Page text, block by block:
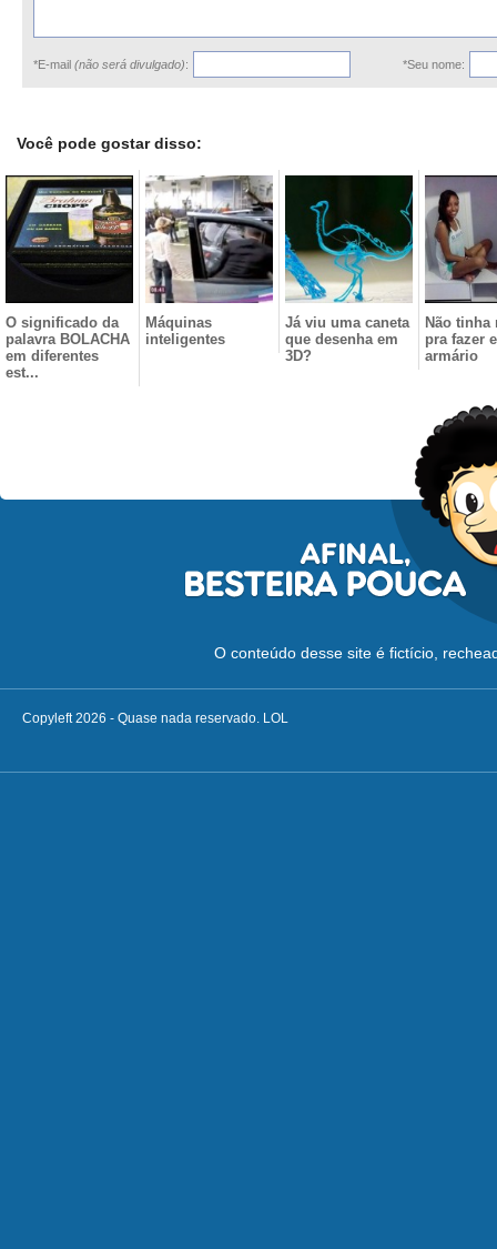
*E-mail (não será divulgado): *Seu nome:
Você pode gostar disso:
O significado da
palavra BOLACHA
em diferentes
est...
Máquinas
inteligentes
Já viu uma caneta
que desenha em
3D?
Não tinha
pra fazer
armário
O conteúdo desse site é fictício,
Copyleft 2026 - Quase nada reservado. LOL